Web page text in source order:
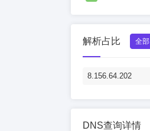
解析占比 全部
8.156.64.202
DNS查询详情